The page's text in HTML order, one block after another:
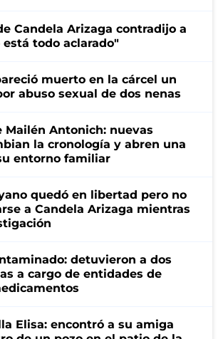
Candela Arizaga contradijo a
está todo aclarado"
muerto en la cárcel un
abuso sexual de dos nenas
Mailén Antonich: nuevas
la cronología y abren una
entorno familiar
quedó en libertad pero no
a Candela Arizaga mientras
detuvieron a dos
a cargo de entidades de
Elisa: encontró a su amiga